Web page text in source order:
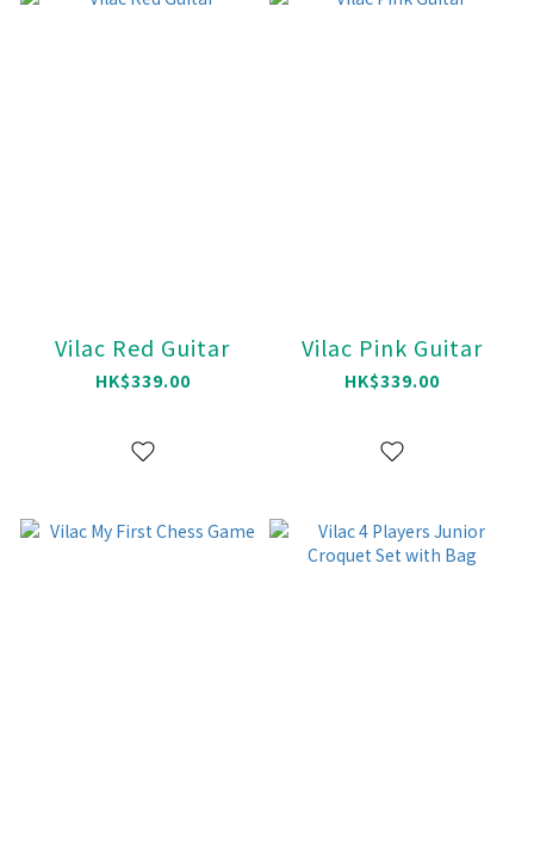
Vilac Red Guitar
HK$339.00
Vilac Pink Guitar
HK$339.00